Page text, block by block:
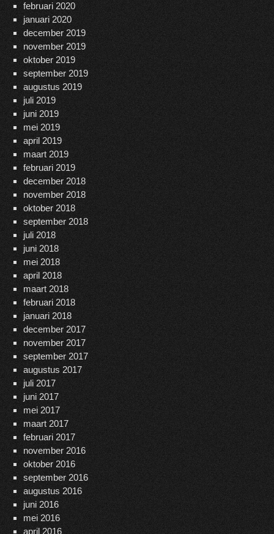
februari 2020
januari 2020
december 2019
november 2019
oktober 2019
september 2019
augustus 2019
juli 2019
juni 2019
mei 2019
april 2019
maart 2019
februari 2019
december 2018
november 2018
oktober 2018
september 2018
juli 2018
juni 2018
mei 2018
april 2018
maart 2018
februari 2018
januari 2018
december 2017
november 2017
september 2017
augustus 2017
juli 2017
juni 2017
mei 2017
maart 2017
februari 2017
november 2016
oktober 2016
september 2016
augustus 2016
juni 2016
mei 2016
april 2016